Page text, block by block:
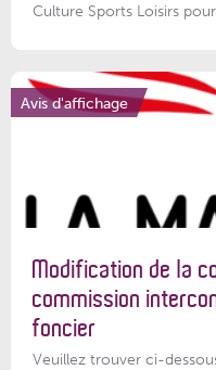
Culture Sports Loisirs
Avis d'affichage
Modification de la
commission
foncier
Veuillez trouver ci-